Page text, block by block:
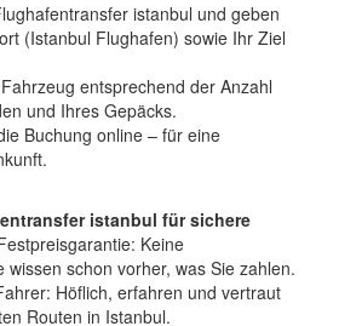
istanbul und geben
(Istanbul Flughafen) sowie Ihr Ziel
entsprechend der Anzahl
und Ihres Gepäcks.
Buchung online – für eine
istanbul für sichere
Keine
wissen schon vorher, was Sie zahlen.
Höflich, erfahren und vertraut
Routen in Istanbul.